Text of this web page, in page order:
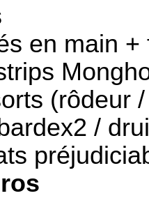
en main
(rôdeur
/